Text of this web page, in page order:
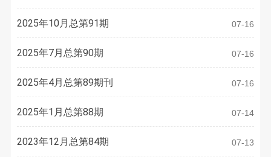
2025年10月总第91期 07-16
2025年7月总第90期 07-16
2025年4月总第89期刊 07-16
2025年1月总第88期 07-14
2023年12月总第84期 07-13